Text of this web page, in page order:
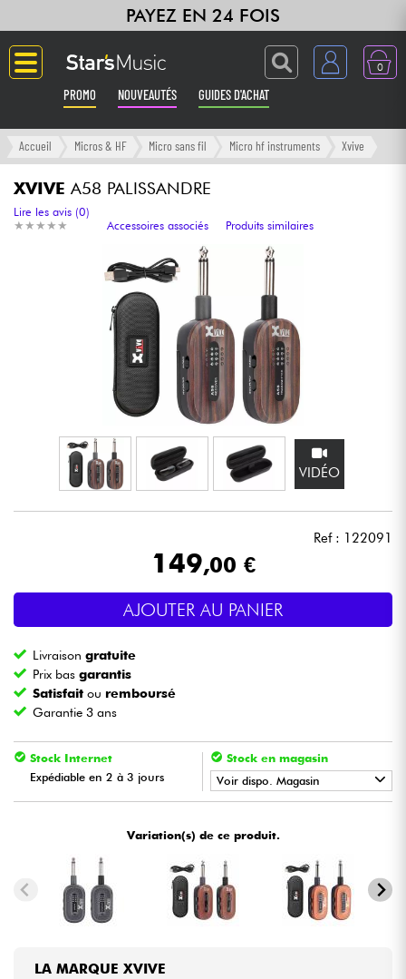
PAYEZ EN 24 FOIS
0
PROMO NOUVEAUTÉS GUIDES D'ACHAT
Langue
Guitares & Basses
Amplis & Effets
Claviers & Pianos
Synthés & Sampleurs
Home Studio
Micros & HF
Batteries & Percu
Vents
Violons & Quatuor
Câbles & Access.
HiFi
Accueil Micros & HF Micro sans fil Micro hf instruments Xvive
XVIVE A58 PALISSANDRE
★ ★ ★ ★ ★
★ ★ ★ ★ ★
Lire les avis (0)
Accessoires associés
Produits similaires
VIDÉO
Ref : 122091
149,00 €
AJOUTER AU PANIER
Livraisongratuite
Prix basgarantis
Satisfait ou remboursé
Garantie 3 ans
Stock Internet
Expédiable en 2 à 3 jours
Stock en magasin
Voir dispo. Magasin
Variation(s) de ce produit.
LA MARQUE XVIVE